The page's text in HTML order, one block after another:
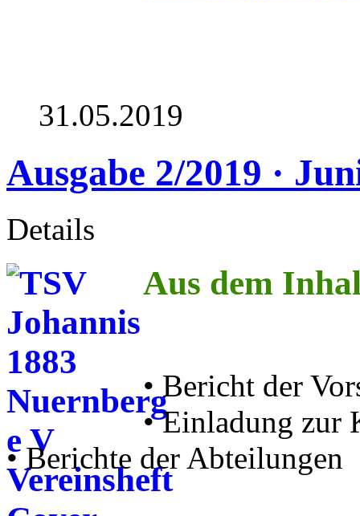
31.05.2019
Ausgabe 2/2019 ·
Details
Aus dem
• Bericht der
• Einladung zur
• Berichte der Abteilungen